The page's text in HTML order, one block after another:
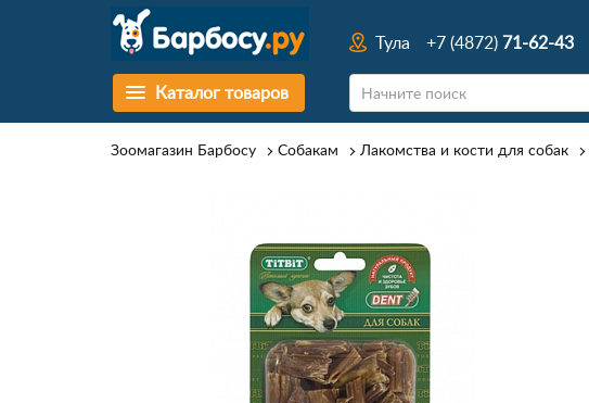
Тула +7 (4872) 71-62-43
Каталог товаров
Зоомагазин Барбосу Собакам Лакомства и кости для собак